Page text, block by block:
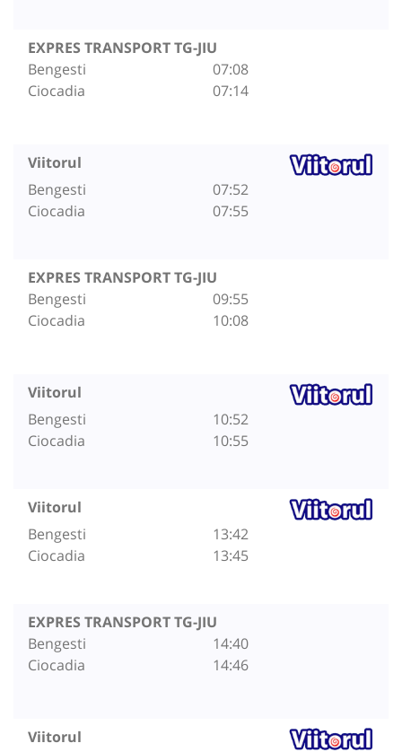
EXPRES TRANSPORT TG-JIU
Bengesti
Ciocadia
07:08
07:14
Viitorul
Bengesti
Ciocadia
07:52
07:55
EXPRES TRANSPORT TG-JIU
Bengesti
Ciocadia
09:55
10:08
Viitorul
Bengesti
Ciocadia
10:52
10:55
Viitorul
Bengesti
Ciocadia
13:42
13:45
EXPRES TRANSPORT TG-JIU
Bengesti
Ciocadia
14:40
14:46
Viitorul